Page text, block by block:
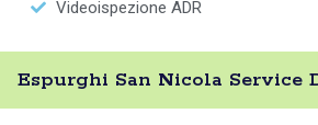
Videoispezione ADR
Espurghi San Nicola Service